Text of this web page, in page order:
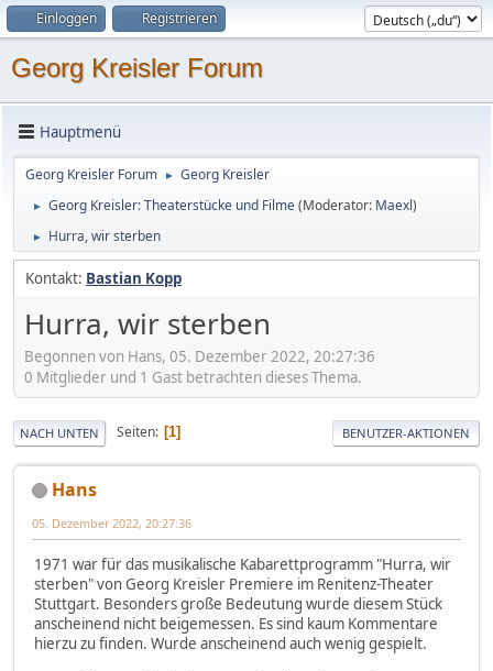
Einloggen Registrieren
Georg Kreisler Forum
Hauptmenü
Georg Kreisler Forum ► Georg Kreisler
► Georg Kreisler: Theaterstücke und Filme(Moderator: Maexl)
► Hurra, wir sterben
Kontakt: Bastian Kopp
Hurra, wir sterben
Begonnen von Hans, 05. Dezember 2022, 20:27:36
0 Mitglieder und 1 Gast betrachten dieses Thema.
NACH UNTEN Seiten 1 BENUTZER-AKTIONEN
Hans
05. Dezember 2022, 20:27:36
1971 war für das musikalische Kabarettprogramm "Hurra, wir
sterben" von Georg Kreisler Premiere im Renitenz-Theater
Stuttgart. Besonders große Bedeutung wurde diesem Stück
anscheinend nicht beigemessen. Es sind kaum Kommentare
hierzu zu finden. Wurde anscheinend auch wenig gespielt.